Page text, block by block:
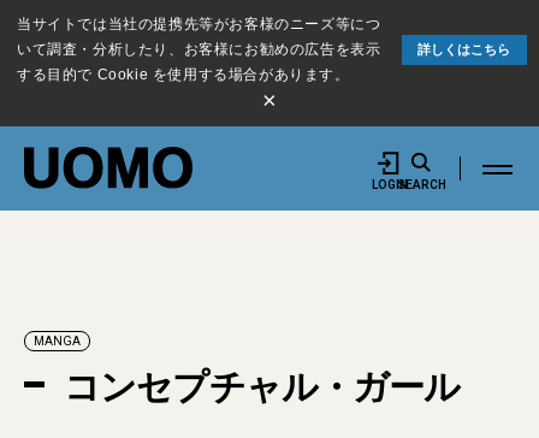
当サイトでは当社の提携先等がお客様のニーズ等につ
いて調査・分析したり、お客様にお勧めの広告を表示
する目的で Cookie を使用する場合があります。
詳しくはこちら
×
LOGINSEARCH
MANGA
コンセプチャル・ガール